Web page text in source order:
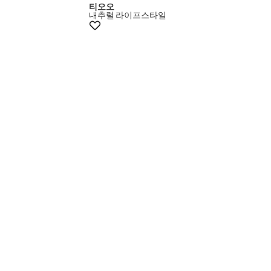
티오오
내추럴 라이프스타일